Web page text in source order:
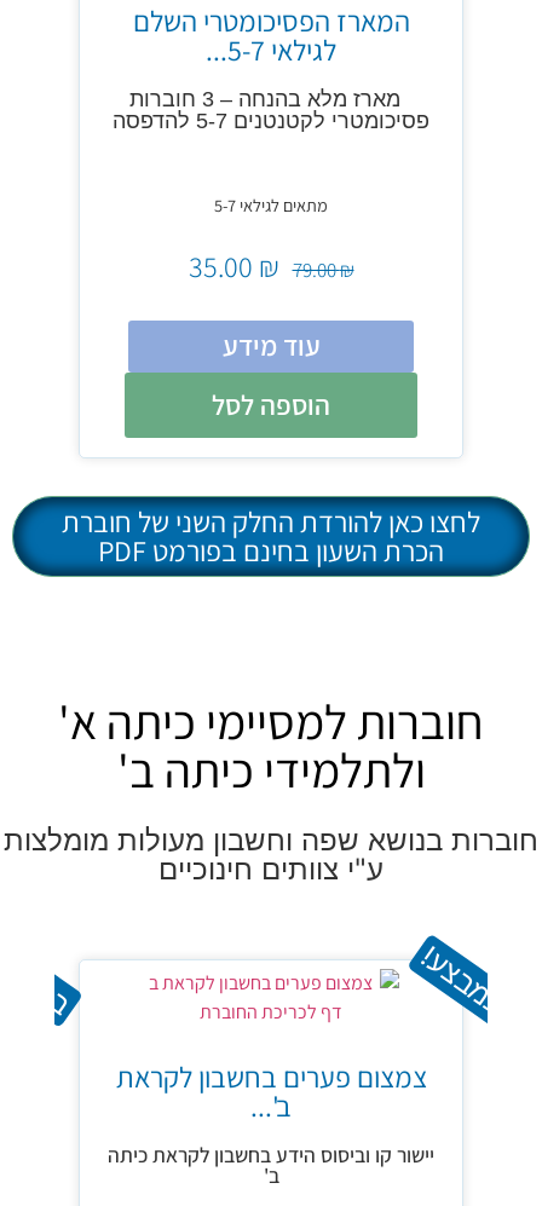
המארז הפסיכומטרי השלם
לגילאי 5-7...
מארז מלא בהנחה – 3 חוברות
פסיכומטרי לקטנטנים 5-7 להדפסה
מתאים לגילאי 5-7
₪
79.00
₪
עוד מידע
הוספה לסל
לחצו כאן להורדת החלק השני של חוברת
הכרת השעון בחינם בפורמט PDF
חוברות למסיימי כיתה א'
ולתלמידי כיתה ב'
חוברות בנושא שפה וחשבון מעולות מומלצות
ע"י צוותים חינוכיים
במבצע!
צמצום פערים בחשבון לקראת
ב'...
יישור קו וביסוס הידע בחשבון לקראת כיתה
ב'